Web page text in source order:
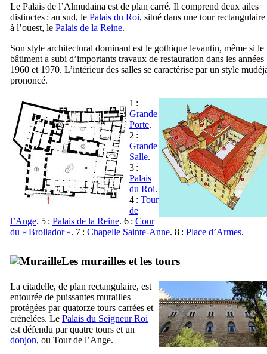
Le Palais de l’Almudaina est de plan carré. Il comprend deux ailes
distinctes : au sud, le Palais du Roi, situé dans une tour rectangulaire
à l’ouest, le Palais de la Reine.
Son style architectural dominant est le gothique levantin, même si le
bâtiment a subi d’importants travaux de restauration dans les années
1960 et 1970. L’intérieur des salles se caractérise par un style
prononcé.
1 :
Grande
Porte.
2 :
Grande
Salle.
3 :
Palais
du Roi.
4 : Tour
de
l’Ange. 5 : Palais de la Reine. 6 : Cour
du « Brollador». 7 : Chapelle Sainte-Anne. 8 : Place d’Armes.
Les murailles et les tours
La citadelle, de plan rectangulaire, est
entourée de puissantes murailles
protégées par quatorze tours carrées et
crénelées. Le Palais du Seigneur Roi
est défendu par quatre tours et un
donjon, ou Tour de l’Ange.